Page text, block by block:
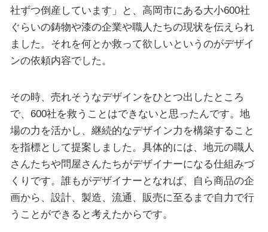
社ずつ倒産しています」と、高岡市にある大小600社
ぐらいの鋳物や漆の企業や職人たちの現状を伝えられ
ました。それを何とか救って欲しいというのがデザイ
ンの依頼内容でした。
その時、売れそうなデザインをひとつ出したところ
で、600社を救うことはできないと思ったんです。地
場の力を活かし、継続的なデザイン力を構築すること
を指標として提案しました。具体的には、地元の職人
さんたちや問屋さんたちがデザイナーになる仕組みづ
くりです。誰もがデザイナーとなれば、自ら商品の企
画から、設計、製造、流通、販売に至るまで自力で行
うことができると考えたからです。